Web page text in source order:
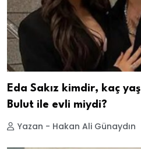
Eda Sakız kimdir, kaç
Bulut ile evli miydi?
Yazan - Hakan Ali Günaydın